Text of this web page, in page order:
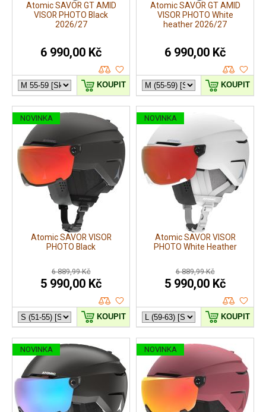
Atomic SAVOR GT AMID
VISOR PHOTO Black
2026/27
6 990,00 Kč
KOUPIT
Atomic SAVOR GT AMID
VISOR PHOTO White
heather 2026/27
6 990,00 Kč
KOUPIT
NOVINKA
Atomic SAVOR VISOR
PHOTO Black
6 889,99 Kč
5 990,00 Kč
KOUPIT
NOVINKA
Atomic SAVOR VISOR
PHOTO White Heather
6 889,99 Kč
5 990,00 Kč
KOUPIT
NOVINKA NOVINKA